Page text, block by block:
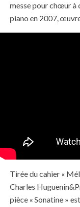
messe pour chœur à
piano en 2007,
Tirée du cahier «
Charles
pièce « Sonatine »